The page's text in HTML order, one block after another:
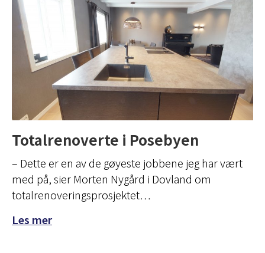
Totalrenoverte i Posebyen
– Dette er en av de gøyeste jobbene jeg har vært
med på, sier Morten Nygård i Dovland om
totalrenoveringsprosjektet…
Les mer